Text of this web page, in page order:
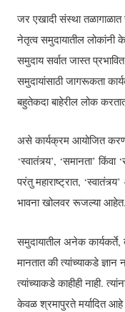
जर एखादी संस्था
नेतृत्व समुदायातील लोकांनी
समुदाय सर्वात जास्त
समुदायांसाठी जागरूकता
बहुतेकदा बाहेरील लोक
असे कार्यक्रम आयोजित
‘स्वातंत्र्य’, ‘समानता’
परंतु महाराष्ट्रात,
भावना खोलवर रूजल्या आहेत.
समुदायातील अनेक
मानतात की त्यांच्याकडे ज्ञान
त्यांच्याकडे काहीही नाही.
केवळ श्रमापुरते मर्यादित आहे